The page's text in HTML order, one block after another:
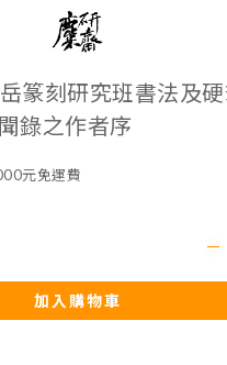
篆刻研究班書法及
錄之作者序
元免運費
加入購物車